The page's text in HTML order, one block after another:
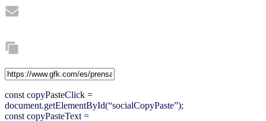
const copyPasteClick =
document.getElementById(“socialCopyPaste”);
const copyPasteText =